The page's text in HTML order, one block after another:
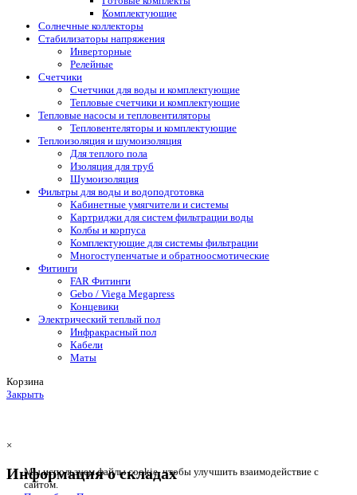
Комплектующие
Солнечные коллекторы
Стабилизаторы напряжения
Инверторные
Релейные
Счетчики
Счетчики для воды и комплектующие
Тепловые счетчики и комплектующие
Тепловые насосы и тепловентиляторы
Тепловентеляторы и комплектующие
Теплоизоляция и шумоизоляция
Для теплого пола
Изоляция для труб
Шумоизоляция
Фильтры для воды и водоподготовка
Кабинетные умягчители и системы
Картриджи для систем фильтрации воды
Колбы и корпуса
Комплектующие для системы фильтрации
Многоступенчатые и обратноосмотические
Фитинги
FAR Фитинги
Gebo / Viega Megapress
Концевики
Электрический теплый пол
Инфракрасный пол
Кабели
Маты
Корзина
Закрыть
Мы используем файлы cookie, чтобы улучшить взаимодействие с
сайтом.
×
Информация о складах